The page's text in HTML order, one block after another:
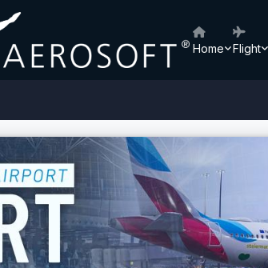
Home Flight